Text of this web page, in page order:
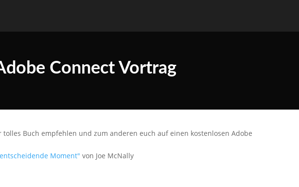
Connect Vortrag
Buch empfehlen und zum anderen euch auf einen kostenlosen Adobe
Moment" von Joe McNally